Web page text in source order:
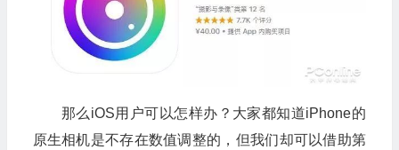
那么iOS用户可以怎样办？大家都知道iPhone的
原生相机是不存在数值调整的，但我们却可以借助第